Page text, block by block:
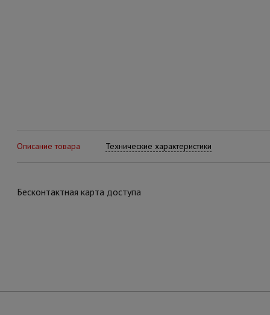
Описание товара Технические характеристики
Бесконтактная карта доступа